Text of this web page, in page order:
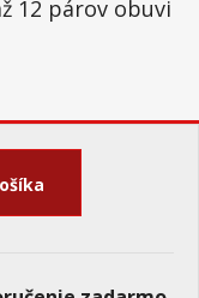
12 párov obuvi